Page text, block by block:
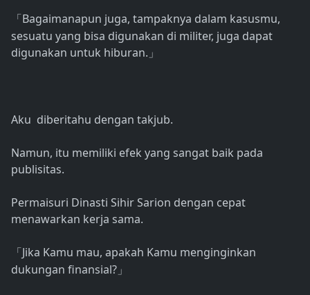
「 Bagaimanapun juga, tampaknya dalam kasusmu,
sesuatu yang bisa digunakan di militer, juga dapat
digunakan untuk hiburan. 」
Aku diberitahu dengan takjub.
Namun, itu memiliki efek yang sangat baik pada
publisitas.
Permaisuri Dinasti Sihir Sarion dengan cepat
menawarkan kerja sama.
「 Jika Kamu mau, apakah Kamu menginginkan
dukungan finansial? 」